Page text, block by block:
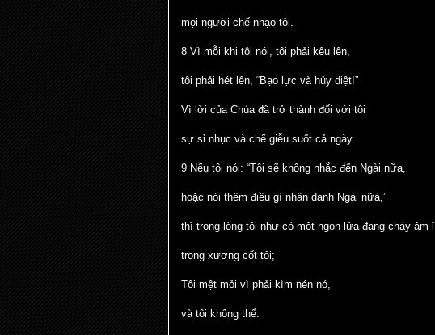
mọi người chế nhạo tôi.
8 Vì mỗi khi tôi nói, tôi phải kêu lên,
tôi phải hét lên, “Bạo lực và hủy diệt!”
Vì lời của Chúa đã trở thành đối với tôi
sự sỉ nhục và chế giễu suốt cả ngày.
9 Nếu tôi nói: “Tôi sẽ không nhắc đến Ngài nữa,
hoặc nói thêm điều gì nhân danh Ngài nữa,”
thì trong lòng tôi như có một ngọn lửa đang cháy âm ỉ
trong xương cốt tôi;
Tôi mệt mỏi vì phải kìm nén nó,
và tôi không thể.